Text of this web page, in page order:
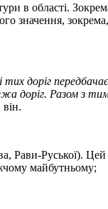
в області.
значення,
доріг. Разом з
він.
Рави-Руської).
майбутньому;